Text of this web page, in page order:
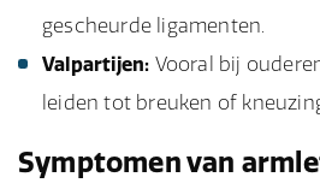
gescheurde ligamenten.
Valpartijen: Vooral bij
leiden tot breuken of
Symptomen van